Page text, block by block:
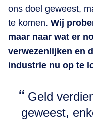
ons doel geweest,
te komen. Wij
maar naar wat er
verwezenlijken en
industrie nu op te
Geld
geweest,